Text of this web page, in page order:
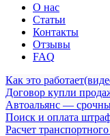
О нас
Статьи
Контакты
Отзывы
FAQ
Как это
Договор купли
Автоальянс —
Поиск и оплата
Расчет